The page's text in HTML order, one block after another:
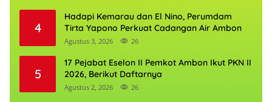
4
Hadapi Kemarau dan El Nino, Perumdam
Tirta Yapono Perkuat Cadangan Air Ambon
Agustus 3, 2026 26
5
17 Pejabat Eselon II Pemkot Ambon Ikut PKN II
2026, Berikut Daftarnya
Agustus 2, 2026 26